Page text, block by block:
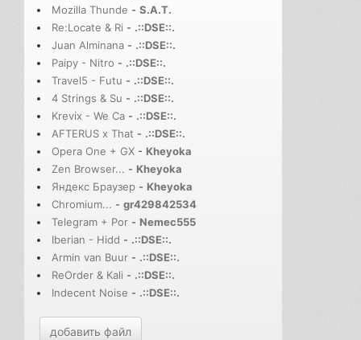
Mozilla Thunde - S.A.T.
Re:Locate & Ri - .::DSE::.
Juan Alminana - .::DSE::.
Paipy - Nitro - .::DSE::.
Travel5 - Futu - .::DSE::.
4 Strings & Su - .::DSE::.
Krevix - We Ca - .::DSE::.
AFTERUS x That - .::DSE::.
Opera One + GX - Kheyoka
Zen Browser... - Kheyoka
Яндекс Браузер - Kheyoka
Chromium... - gr429842534
Telegram + Por - Nemec555
Iberian - Hidd - .::DSE::.
Armin van Buur - .::DSE::.
ReOrder & Kali - .::DSE::.
Indecent Noise - .::DSE::.
добавить файл